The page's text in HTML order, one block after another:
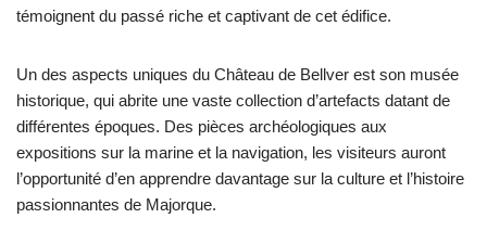
témoignent du passé riche et captivant de cet édifice.
Un des aspects uniques du Château de Bellver est son musée
historique, qui abrite une vaste collection d’artefacts datant de
différentes époques. Des pièces archéologiques aux
expositions sur la marine et la navigation, les visiteurs auront
l’opportunité d’en apprendre davantage sur la culture et l’histoire
passionnantes de Majorque.